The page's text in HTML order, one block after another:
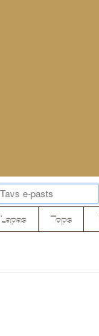
Lapas Tops